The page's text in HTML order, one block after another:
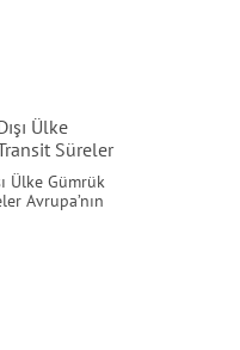
Ülke
Süreler
Ülke Gümrük
Avrupa’nın